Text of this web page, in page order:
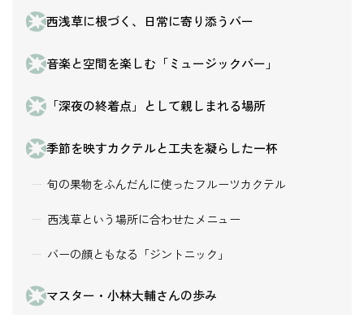
西浅草に根づく、日常に寄り添うバー
音楽と空間を楽しむ「ミュージックバー」
「深夜の終着点」として親しまれる場所
季節を映すカクテルと工夫を凝らした一杯
旬の果物をふんだんに使ったフルーツカクテル
西浅草という場所に合わせたメニュー
バーの顔ともなる「ジントニック」
マスター・小林大輔さんの歩み